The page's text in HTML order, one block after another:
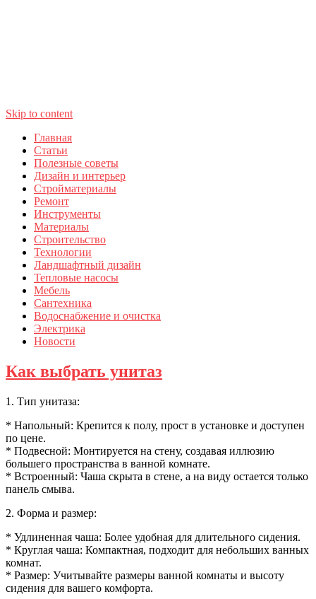
Skip to content
Главная
Статьи
Полезные советы
Дизайн и интерьер
Стройматериалы
Ремонт
Инструменты
Материалы
Строительство
Технологии
Ландшафтный дизайн
Тепловые насосы
Мебель
Сантехника
Водоснабжение и очистка
Электрика
Новости
Как выбрать унитаз
1. Тип унитаза:
* Напольный: Крепится к полу, прост в установке и доступен
по цене.
* Подвесной: Монтируется на стену, создавая иллюзию
большего пространства в ванной комнате.
* Встроенный: Чаша скрыта в стене, а на виду остается только
панель смыва.
2. Форма и размер:
* Удлиненная чаша: Более удобная для длительного сидения.
* Круглая чаша: Компактная, подходит для небольших ванных
комнат.
* Размер: Учитывайте размеры ванной комнаты и высоту
сидения для вашего комфорта.